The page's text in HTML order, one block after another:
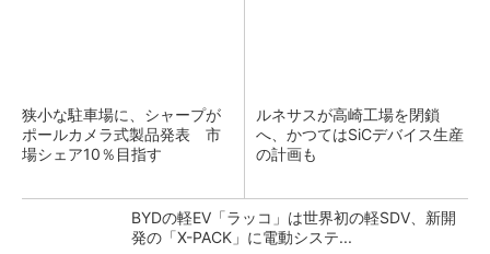
狭小な駐車場に、シャープが
ポールカメラ式製品発表 市
場シェア10％目指す
ルネサスが高崎工場を閉鎖
へ、かつてはSiCデバイス生産
の計画も
BYDの軽EV「ラッコ」は世界初の軽SDV、新開
発の「X-PACK」に電動システ...